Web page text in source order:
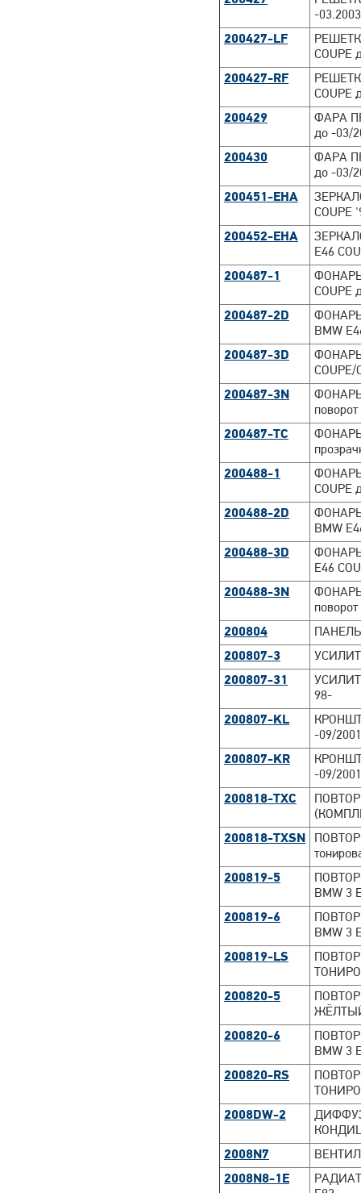
-03.2003
200427-LF
COUPE
200427-RF
COUPE
200429
ФАРА
до -03/
200430
ФАРА
до -03/
200451-EHA
COUPE
200452-EHA
E46
200487-1
COUPE
200487-2D
BMW
200487-3D
ФОНАРЬ
COUPE/
200487-3N
200487-TC
200488-1
COUPE
200488-2D
BMW
200488-3D
E46
200488-3N
200804
200807-3
200807-31
98-
200807-KL
-09/2001
200807-KR
-09/2001
200818-TXC
200818-TXSN
200819-5
BMW 3
200819-6
BMW 3
200819-LS
200820-5
ЖЁЛТЫЙ
200820-6
BMW 3
200820-RS
2008DW-2
2008N7
2008N8-1E